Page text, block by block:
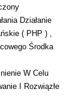
Działanie
( PHP ) ,
Środka
W Celu
I Rozwiązłe